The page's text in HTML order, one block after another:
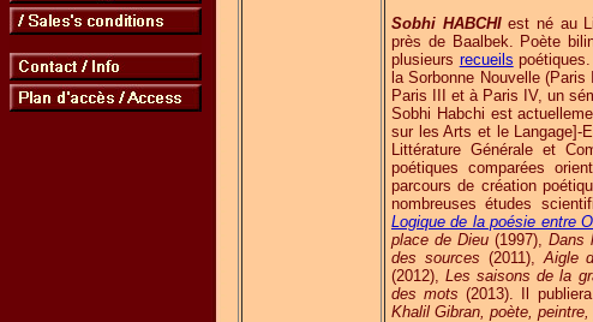
Sobhi HABCHIest né au
près de Baalbek. Poète
plusieurs recueils
la Sorbonne Nouvelle
Paris III et à Paris IV, un
Sobhi Habchi est
sur les Arts et le Langage]-
Littérature Générale et
poétiques comparées
parcours de création
nombreuses études
Logique de la poésie entre
place de Dieu(1997), Dans
des sources (2011),Aigle
(2012),Les saisons de la
des mots (2013). Il
Khalil Gibran, poète, peintre,